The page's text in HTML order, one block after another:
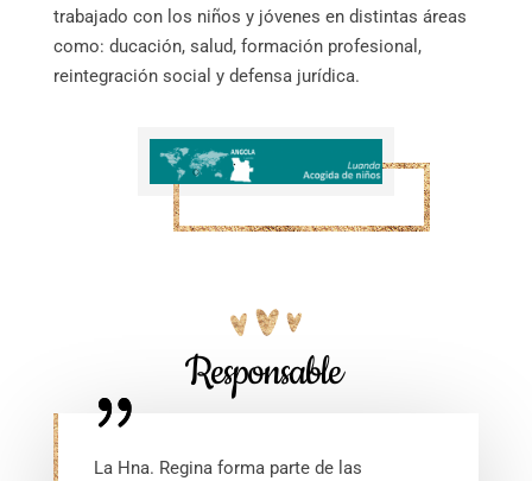
trabajado con los niños y jóvenes en distintas áreas
como: ducación, salud, formación profesional,
reintegración social y defensa jurídica.
Responsable
La Hna. Regina forma parte de las